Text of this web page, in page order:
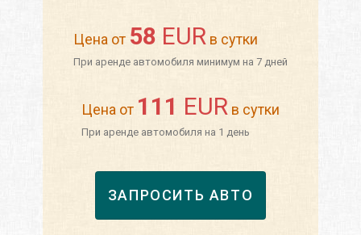
Цена от 58 EUR в сутки
При аренде автомобиля минимум на 7 дней
Цена от 111 EUR в сутки
При аренде автомобиля на 1 день
ЗАПРОСИТЬ АВТО